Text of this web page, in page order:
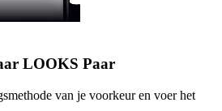
LOOKS Paar
van je voorkeur en voer het